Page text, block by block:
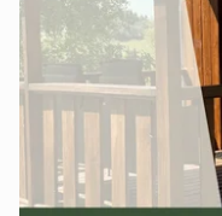
затишного,
природи. Тут ви
провести час у тиші
навколишні